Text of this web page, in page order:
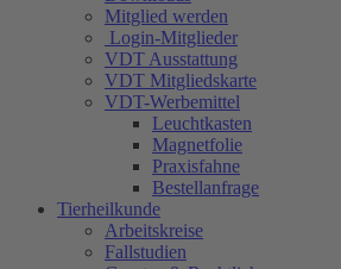
Mitglied werden
Login-Mitglieder
VDT Ausstattung
VDT Mitgliedskarte
VDT-Werbemittel
Leuchtkasten
Magnetfolie
Praxisfahne
Bestellanfrage
Tierheilkunde
Arbeitskreise
Fallstudien